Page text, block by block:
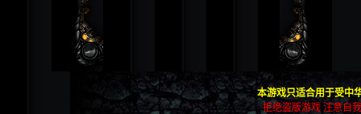
本游戏只适合用于受中
拒绝盗版游戏 注意自